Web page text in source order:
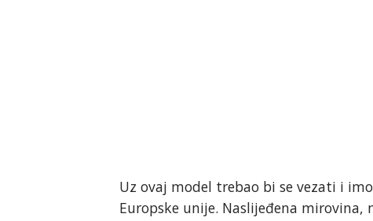
Uz ovaj model trebao bi se vezati i
Europske unije. Naslijeđena mirovina,